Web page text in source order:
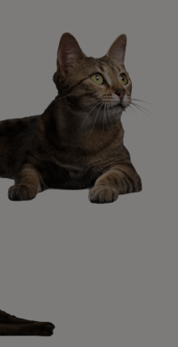
y ofertas de
marcas.​
a Purina y empieza
las ventajas!​